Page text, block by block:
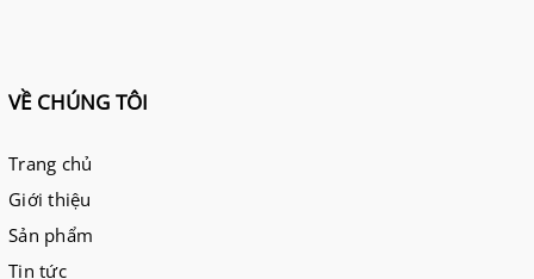
VỀ CHÚNG TÔI
Trang chủ
Giới thiệu
Sản phẩm
Tin tức